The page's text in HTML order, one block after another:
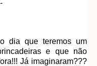
dia que teremos um
e que não
Já imaginaram???